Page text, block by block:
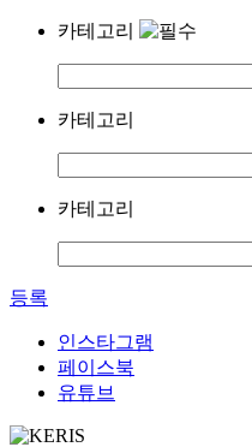
카테고리
카테고리
카테고리
등록
인스타그램
페이스북
유튜브